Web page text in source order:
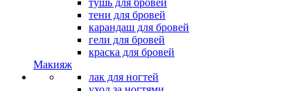
тушь для бровей
тени для бровей
карандаш для бровей
гели для бровей
краска для бровей
Макияж
лак для ногтей